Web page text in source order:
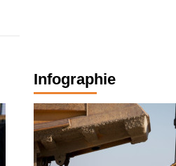
Infographie